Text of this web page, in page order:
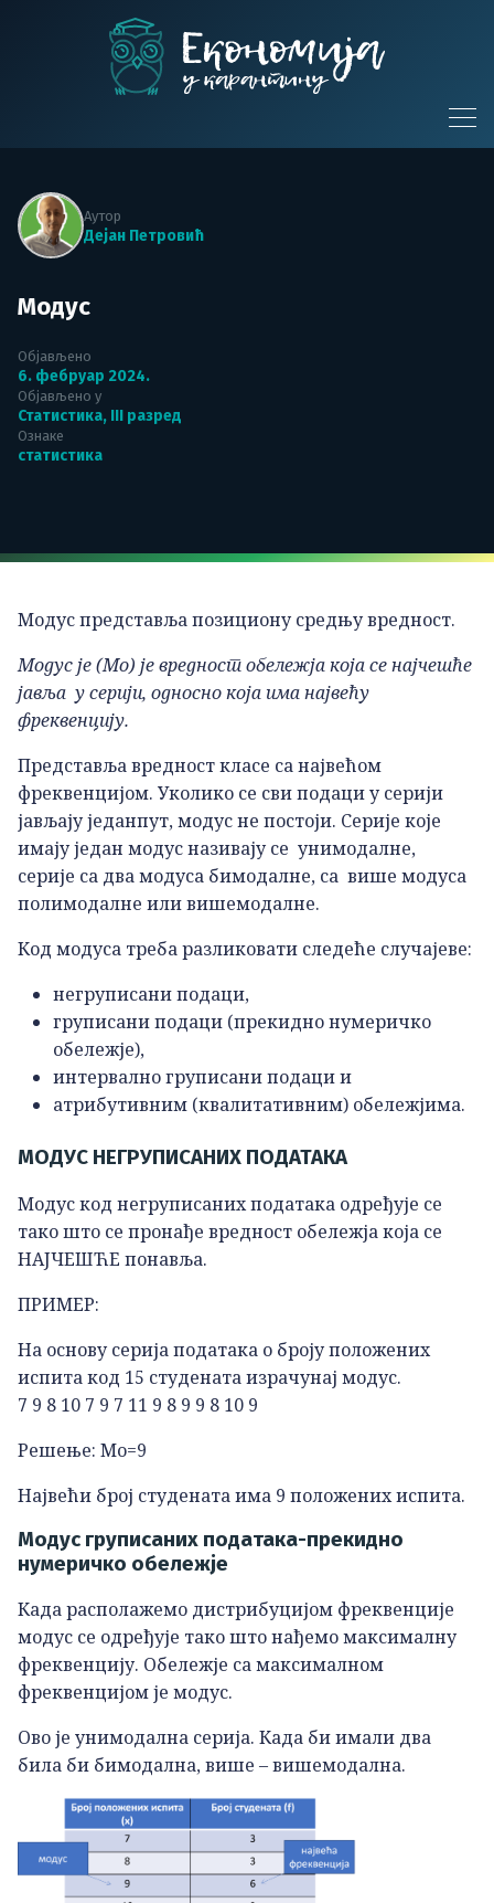
Аутор
Дејан Петровић
Модус
Објављено
6. фебруар 2024.
Објављено у
Статистика, III разред
Ознаке
статистика
Модус представља позициону средњу вредност.
Модус је (Мо) је вредност обележја која се најчешће
јавља у серији, односно која има највећу
фреквенцију.
Представља вредност класе са највећом
фреквенцијом. Уколико се сви подаци у серији
јављају једанпут, модус не постоји. Серије које
имају један модус називају се унимодалне,
серије са два модуса бимодалне, са више модуса
полимодалне или вишемодалне.
Код модуса треба разликовати следеће случајеве:
негруписани подаци,
груписани подаци (прекидно нумеричко
обележје),
интервално груписани подаци и
атрибутивним (квалитативним) обележјима.
МОДУС НЕГРУПИСАНИХ ПОДАТАКА
Модус код негруписаних података одређује се
тако што се пронађе вредност обележја која се
НАЈЧЕШЋЕ понавља.
ПРИМЕР:
На основу серија података о броју положених
испита код 15 студената израчунај модус.
7 9 8 10 7 9 7 11 9 8 9 9 8 10 9
Решење: Мо=9
Највећи број студената има 9 положених испита.
Модус груписаних података-прекидно
нумеричко обележје
Када располажемо дистрибуцијом фреквенције
модус се одређује тако што нађемо максималну
фреквенцију. Обележје са максималном
фреквенцијом је модус.
Ово је унимодална серија. Када би имали два
била би бимодална, више – вишемодална.